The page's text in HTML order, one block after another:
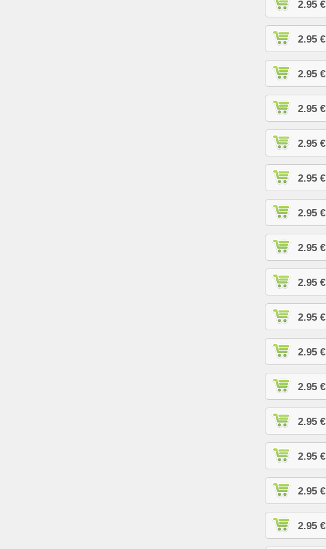
2.95 €
2.95 €
2.95 €
2.95 €
2.95 €
2.95 €
2.95 €
2.95 €
2.95 €
2.95 €
2.95 €
2.95 €
2.95 €
2.95 €
2.95 €
2.95 €